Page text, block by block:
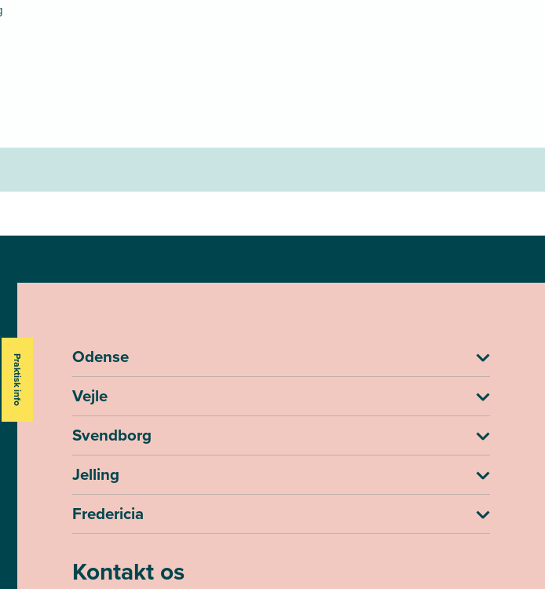
Praktisk info
Odense
Vejle
Svendborg
Jelling
Fredericia
Kontakt os